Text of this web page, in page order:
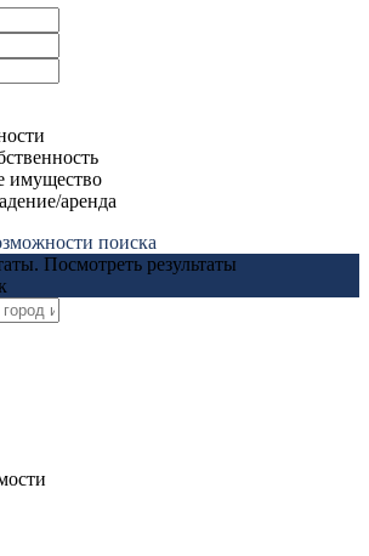
имущество
аренда
поиска
Посмотреть результаты